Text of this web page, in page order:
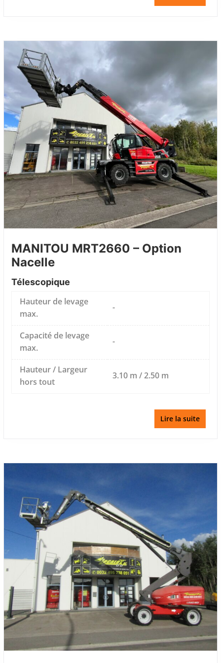
MANITOU MRT2660 – Option
Nacelle
Télescopique
Hauteur de levage
max.
-
Capacité de levage
max.
-
Hauteur / Largeur
hors tout
3.10 m / 2.50 m
Lire la suite